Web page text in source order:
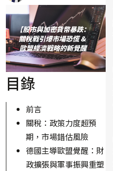
目錄
前言
關稅：政策力度超預
期，市場錯估風險
德國主導歐盟覺醒：財
政擴張與軍事振興重塑